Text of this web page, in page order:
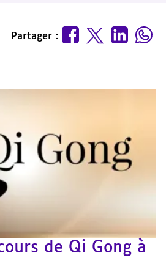
Partager :
de Qi Gong à